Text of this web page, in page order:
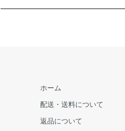
ホーム
配送・送料について
返品について